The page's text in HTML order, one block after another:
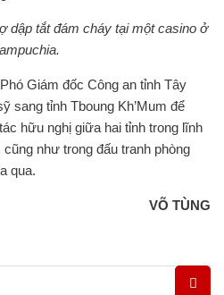
dập tắt đám cháy tại một casino ở
Giám đốc Công an tỉnh Tây
sang tỉnh Tboung Kh’Mum để
hữu nghị giữa hai tỉnh trong lĩnh
như trong đấu tranh phòng
qua.
VÕ TÙNG